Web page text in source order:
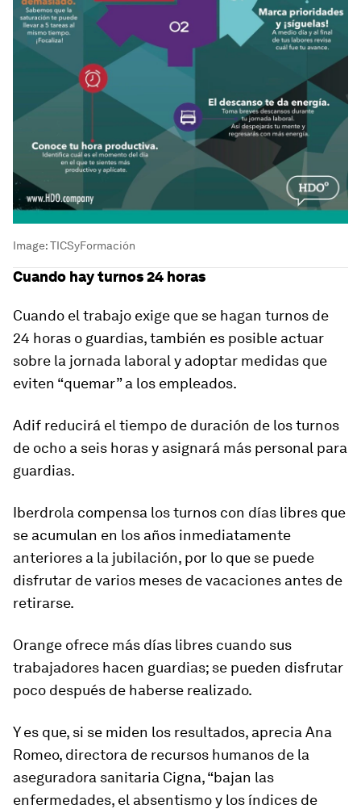
Image:TICSyFormación
Cuando hay turnos 24 horas
Cuando el trabajo exige que se hagan turnos de
24 horas o guardias, también es posible actuar
sobre la jornada laboral y adoptar medidas que
eviten “quemar” a los empleados.
Adif reducirá el tiempo de duración de los turnos
de ocho a seis horas y asignará más personal para
guardias.
Iberdrola compensa los turnos con días libres que
se acumulan en los años inmediatamente
anteriores a la jubilación, por lo que se puede
disfrutar de varios meses de vacaciones antes de
retirarse.
Orange ofrece más días libres cuando sus
trabajadores hacen guardias; se pueden disfrutar
poco después de haberse realizado.
Y es que, si se miden los resultados, aprecia Ana
Romeo, directora de recursos humanos de la
aseguradora sanitaria Cigna, “bajan las
enfermedades, el absentismo y los índices de